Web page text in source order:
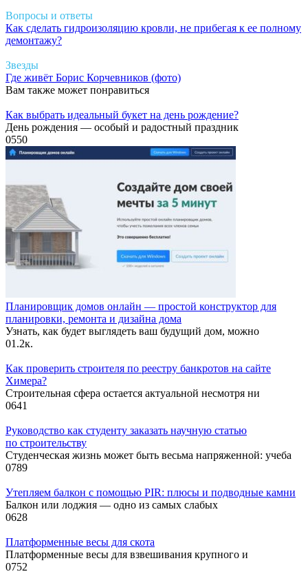
Вопросы и ответы
Как сделать гидроизоляцию кровли, не прибегая к ее полному
демонтажу?
Звезды
Где живёт Борис Корчевников (фото)
Вам также может понравиться
Как выбрать идеальный букет на день рождение?
День рождения — особый и радостный праздник
0550
Планировщик домов онлайн — простой конструктор для
планировки, ремонта и дизайна дома
Узнать, как будет выглядеть ваш будущий дом, можно
01.2к.
Как проверить строителя по реестру банкротов на сайте
Химера?
Строительная сфера остается актуальной несмотря ни
0641
Руководство как студенту заказать научную статью
по строительству
Студенческая жизнь может быть весьма напряженной: учеба
0789
Утепляем балкон с помощью PIR: плюсы и подводные камни
Балкон или лоджия — одно из самых слабых
0628
Платформенные весы для скота
Платформенные весы для взвешивания крупного и
0752